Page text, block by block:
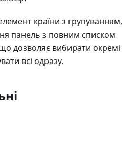
країни з групуванням,
панель з повним списком
що дозволяє вибирати окремі
всі одразу.